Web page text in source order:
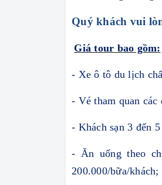
Quý khách vui
Giá tour bao gồm:
- Xe ô tô du lịch
- Vé tham quan
- Khách sạn 3 đến
- Ăn uống theo
200.000/bữa/